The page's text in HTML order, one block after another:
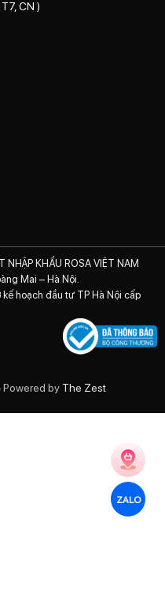
ZALO
CN )
KHẨU ROSA VIỆT NAM
Mai – Hà Nội.
hoạch đầu tư TP Hà Nội cấp
byThe Zest